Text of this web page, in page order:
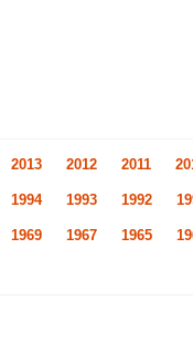
2013 2012 2011
1994 1993 1992
1969 1967 1965